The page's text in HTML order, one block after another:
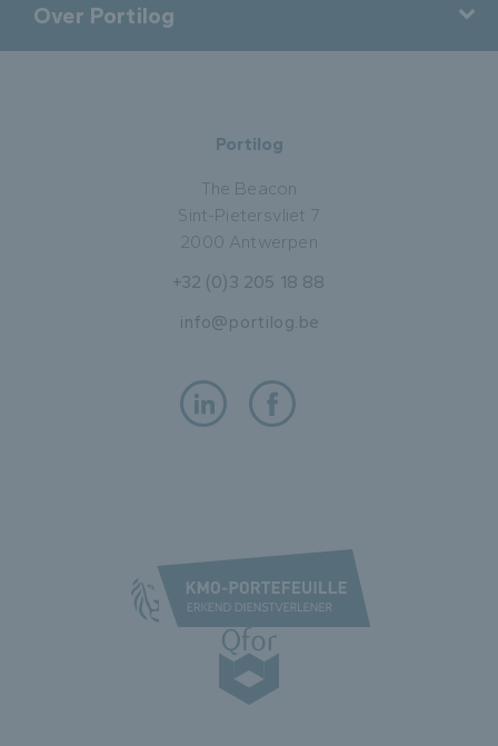
Over Portilog
Portilog
The Beacon
Sint-Pietersvliet 7
2000 Antwerpen
+32 (0)3 205 18 88
info@portilog.be